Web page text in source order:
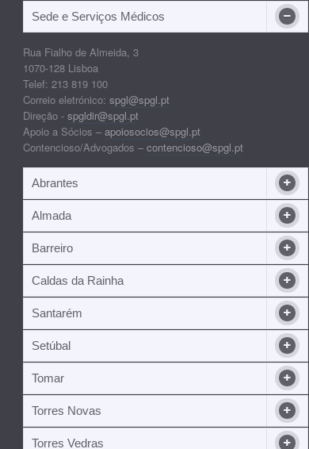
Sede e Serviços Médicos
Rua Fialho de Almeida, 3
1070-128 Lisboa
Telef: 213 819 100
Correio eletrónico: spgl@spgl.pt
Direção - spgldir@spgl.pt
Apoio a Sócios – apoiosocios@spgl.pt
Contencioso/Advogados – contencioso@spgl.pt
Abrantes
Almada
Barreiro
Caldas da Rainha
Santarém
Setúbal
Tomar
Torres Novas
Torres Vedras